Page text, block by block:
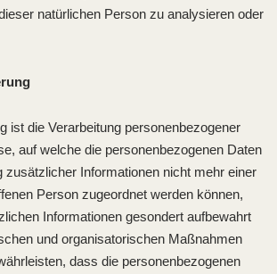
natürlichen Person zu analysieren oder
ist die Verarbeitung personenbezogener
auf welche die personenbezogenen Daten
zusätzlicher Informationen nicht mehr einer
Person zugeordnet werden können,
Informationen gesondert aufbewahrt
und organisatorischen Maßnahmen
dass die personenbezogenen